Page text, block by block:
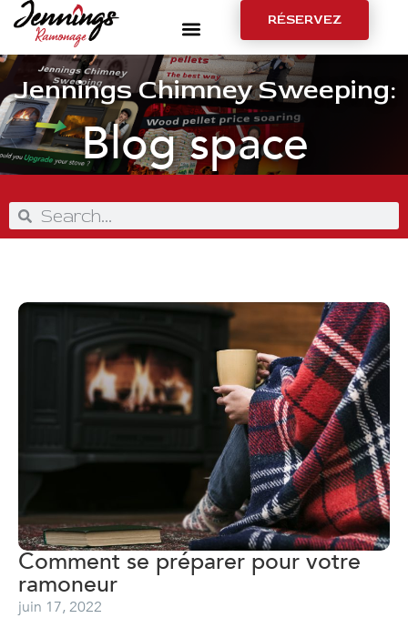
RÉSERVEZ
Jennings Chimney Sweeping:
Blog space
Comment se préparer pour votre
ramoneur
juin 17, 2022